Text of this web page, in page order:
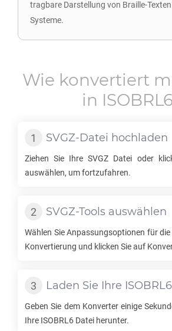
tragbare Darstellung von Braille-
Systeme.
Wie konvertiert
in ISOBRL6
SVGZ-Datei hochladen
Ziehen Sie IhreSVGZ Datei oder
auswählen, um fortzufahren.
SVGZ-Tools auswählen
Wählen Sie Anpassungsoptionen für die
Konvertierung und klicken Sie auf
Laden Sie Ihre ISOBRL6
Geben Sie dem Konverter einige
Ihre ISOBRL6 Datei herunter.